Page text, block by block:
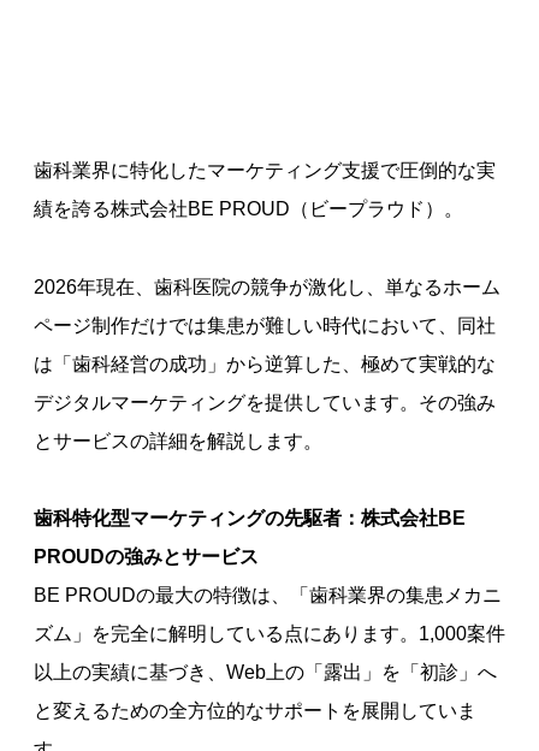
歯科業界に特化したマーケティング支援で圧倒的な実
績を誇る株式会社BE PROUD（ビープラウド）。
2026年現在、歯科医院の競争が激化し、単なるホーム
ページ制作だけでは集患が難しい時代において、同社
は「歯科経営の成功」から逆算した、極めて実戦的な
デジタルマーケティングを提供しています。その強み
とサービスの詳細を解説します。
歯科特化型マーケティングの先駆者：株式会社BE
PROUDの強みとサービス
BE PROUDの最大の特徴は、「歯科業界の集患メカニ
ズム」を完全に解明している点にあります。1,000案件
以上の実績に基づき、Web上の「露出」を「初診」へ
と変えるための全方位的なサポートを展開していま